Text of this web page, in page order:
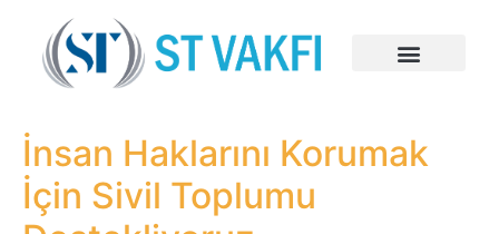
İnsan Haklarını Korumak
İçin Sivil Toplumu